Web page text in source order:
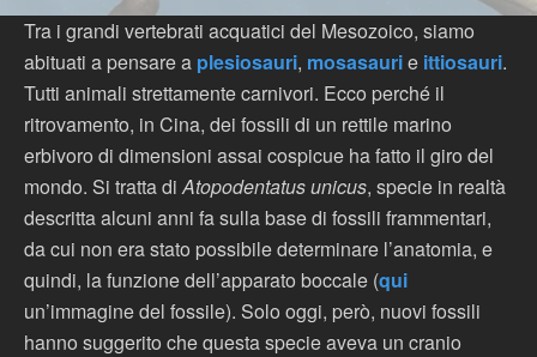
Tra i grandi vertebrati acquatici del Mesozoico, siamo
abituati a pensare a plesiosauri, mosasaurie ittiosauri.
Tutti animali strettamente carnivori. Ecco perché il
ritrovamento, in Cina, dei fossili di un rettile marino
erbivoro di dimensioni assai cospicue ha fatto il giro del
mondo. Si tratta diAtopodentatus unicus, specie in realtà
descritta alcuni anni fa sulla base di fossili frammentari,
da cui non era stato possibile determinare l’anatomia, e
quindi, la funzione dell’apparato boccale (qui
un’immagine del fossile). Solo oggi, però, nuovi fossili
hanno suggerito che questa specie aveva un cranio